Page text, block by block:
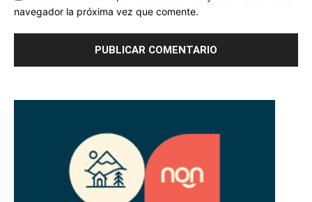
navegador la próxima vez que comente.